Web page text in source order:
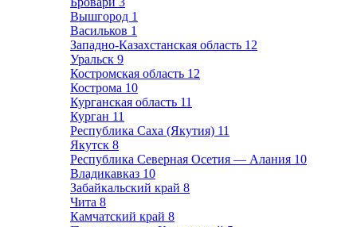
Вышгород 1
Васильков 1
Западно-Казахстанская область 12
Уральск 9
Костромская область 12
Кострома 10
Курганская область 11
Курган 11
Республика Саха (Якутия) 11
Якутск 8
Республика Северная Осетия — Алания 10
Владикавказ 10
Забайкальский край 8
Чита 8
Камчатский край 8